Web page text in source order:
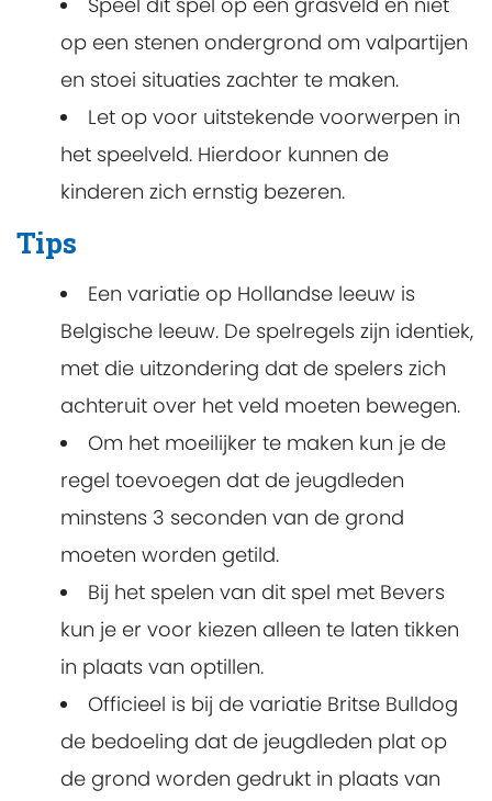
op een stenen ondergrond om valpartijen
en stoei situaties zachter te maken.
Let op voor uitstekende voorwerpen in
het speelveld. Hierdoor kunnen de
kinderen zich ernstig bezeren.
Tips
Een variatie op Hollandse leeuw is
Belgische leeuw. De spelregels zijn identiek,
met die uitzondering dat de spelers zich
achteruit over het veld moeten bewegen.
Om het moeilijker te maken kun je de
regel toevoegen dat de jeugdleden
minstens 3 seconden van de grond
moeten worden getild.
Bij het spelen van dit spel met Bevers
kun je er voor kiezen alleen te laten tikken
in plaats van optillen.
Officieel is bij de variatie Britse Bulldog
de bedoeling dat de jeugdleden plat op
de grond worden gedrukt in plaats van